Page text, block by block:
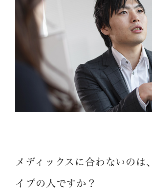
メディックスに合わないのは、
イプの人ですか？